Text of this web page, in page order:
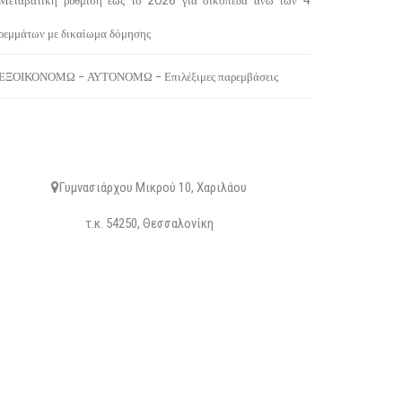
με δικαίωμα δόμησης
– ΑΥΤΟΝΟΜΩ – Επιλέξιμες παρεμβάσεις
Γυμνασιάρχου Μικρού 10, Χαριλάου
τ.κ. 54250, Θεσσαλονίκη